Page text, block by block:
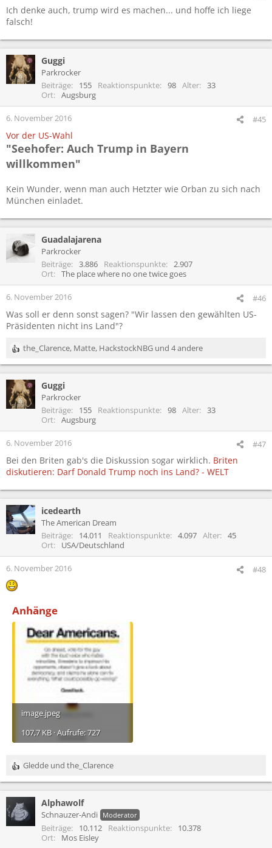
Ich denke auch, trump wird es machen... und hoffe ich liege
falsch!
Guggi
Parkrocker
Beiträge
155 Reaktionspunkte 98 Alter
33
Ort
Augsburg
6. November 2016 #45
Vor der US-Wahl
"Seehofer: Auch Trump in Bayern
willkommen"
Kein Wunder, wenn man auch Hetzter wie Orban zu sich nach
München einladet.
Guadalajarena
Parkrocker
Beiträge
3.886 Reaktionspunkte
2.907
Ort
The place where no one twice goes
6. November 2016 #46
Was soll er denn sonst sagen? "Wir lassen den gewählten US-
Präsidenten nicht ins Land"?
R
e
k
t
i
n
:
the_Clarence, Matte, HackstockNBG und 4 andere
Guggi
Parkrocker
Beiträge
155 Reaktionspunkte 98 Alter
33
Ort
Augsburg
6. November 2016 #47
Bei den Briten gab's die Diskussion sogar wirklich. Briten
diskutieren: Darf Donald Trump noch ins Land? - WELT
icedearth
The American Dream
Beiträge
14.011 Reaktionspunkte 4.097 Alter
45
Ort
USA/Deutschland
6. November 2016 #48
Anhänge
image.jpeg
107,7 KB · Aufrufe: 727
R
e
t
i
Gledde und the_Clarence
Alphawolf
Schnauzer-Andi Moderator
Beiträge 10.112 Reaktionspunkte
10.378
Ort
Mos Eisley